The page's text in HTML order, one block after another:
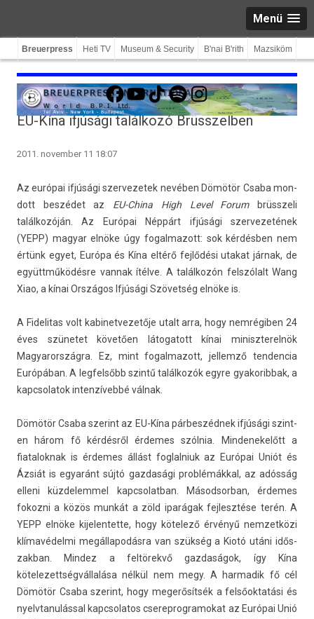
Menü
Breuerpress Heti TV Museum & Security B'nai B'rith Mazsiköm
Facebook
YouTube
TikTokSpotifyInstagram
EU-Kína ifjúsági találkozó Brüsszelben
2011. november 11 18:07
Az európai ifjúsági szer­vezetek nevében Dömötör Csaba mon­
dott beszédet az EU-China High Level Forumbrüsszeli
találkozóján.
Az Európai Néppárt ifjúsági szer­vezetének
(YEPP) magyar elnöke úgy fogal­mazott: sok kérdésben nem
értünk egyet, Európa és Kína eltérő fejlődési utakat járnak, de
együttműködésre van­nak ítélve. A találkozón felszólalt Wang
Xiao, a kínai Országos Ifjúsági Szövetség elnöke is.
A Fidelitas volt kabinet­vezetője utalt arra, hogy nemrégiben 24
éves szünetet követően látogatott kínai miniszterel­nök
Magyarország­ra. Ez, mint fogal­mazott, jel­lemző ten­dencia
Európában. A leg­felsőbb szintű találkozók egyre gyakorib­bak, a
kapcsolatok in­ten­zívebbé válnak.
Dömötör Csaba szerint az EU-Kína párbeszédnek ifjúsági szint­
en három fő kérdésről érdemes szólnia. Min­denekelőtt a
fiatalok­nak is érdemes állást fog­lalniuk az Európai Uniót és
Ázsiát is egyaránt sújtó gaz­dasági problémákkal, az adósság
el­leni küz­delem­mel kapcsolat­ban. Másod­sorban, érdemes
fokoz­ni a közös munkát a zöld iparágak fej­lesztése terén. A
YEPP elnöke kijelen­tette, hogy kötelező érvényű nem­zetközi
klímavédelmi megál­lapodás­ra van szükség a Kiotó utáni idős­
zakban. Min­dez a feltörekvő gaz­daságok, így Kína
kötelezettség­vállalása nélkül nem megy. A har­madik fő cél
Dömötör Csaba szerint, hogy megerősítsék a felsőoktatási és
nyelvtanuláss­al kapcsolatos cserep­rogramokat az Európai Unió